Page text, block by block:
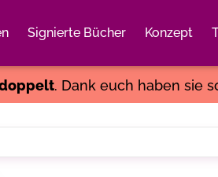
Signierte Bücher Konzept
. Dank euch haben sie